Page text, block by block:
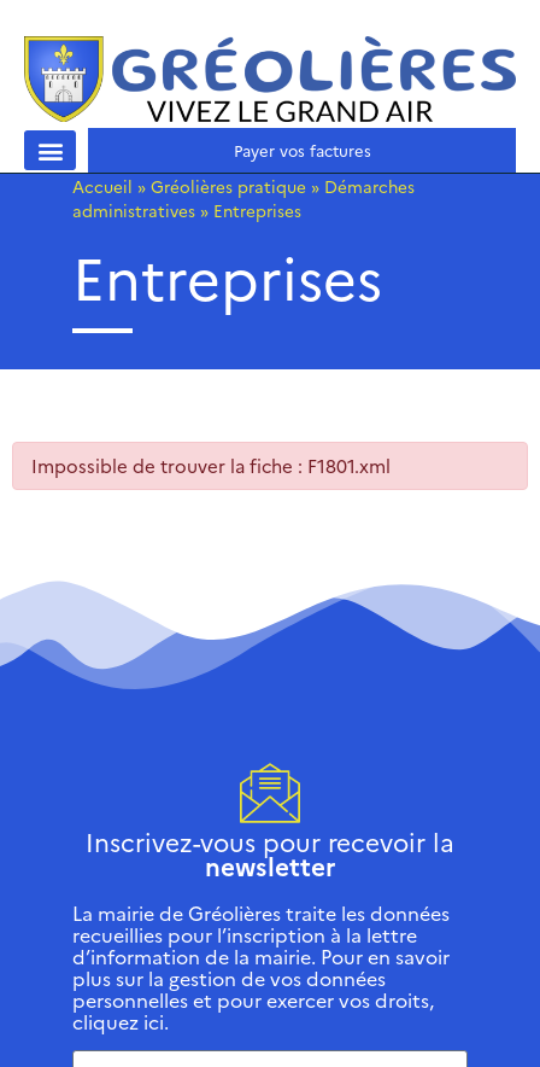
Payer vos factures
Accueil » Gréolières pratique » Démarches
administratives » Entreprises
Entreprises
Impossible de trouver la fiche : F1801.xml
Inscrivez-vous pour recevoir la
newsletter
La mairie de Gréolières traite les données
recueillies pour l’inscription à la lettre
d’information de la mairie. Pour en savoir
plus sur la gestion de vos données
personnelles et pour exercer vos droits,
cliquez ici.